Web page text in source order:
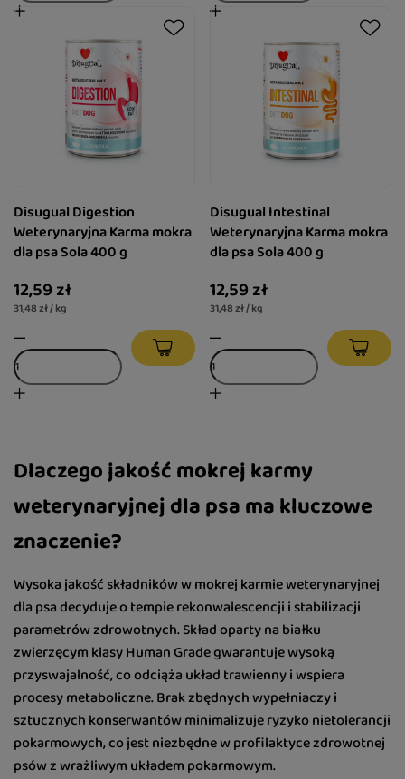
Disugual Digestion
Weterynaryjna Karma mokra
dla psa Sola 400 g
12,59 zł
31,48 zł / kg
Disugual Intestinal
Weterynaryjna Karma mokra
dla psa Sola 400 g
12,59 zł
31,48 zł / kg
Dlaczego jakość mokrej karmy
weterynaryjnej dla psa ma kluczowe
znaczenie?
Wysoka jakość składników w mokrej karmie weterynaryjnej
dla psa decyduje o tempie rekonwalescencji i stabilizacji
parametrów zdrowotnych. Skład oparty na białku
zwierzęcym klasy Human Grade gwarantuje wysoką
przyswajalność, co odciąża układ trawienny i wspiera
procesy metaboliczne. Brak zbędnych wypełniaczy i
sztucznych konserwantów minimalizuje ryzyko nietolerancji
pokarmowych, co jest niezbędne w profilaktyce zdrowotnej
psów z wrażliwym układem pokarmowym.